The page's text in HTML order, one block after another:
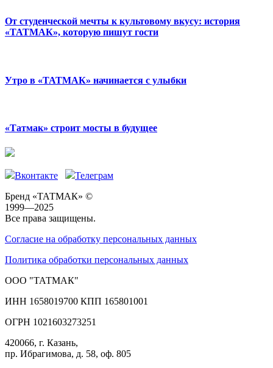
От студенческой мечты к культовому вкусу: история
«ТАТМАК», которую пишут гости
Утро в «ТАТМАК» начинается с улыбки
«Татмак» строит мосты в будущее
Вконтакте
Телеграм
Бренд «ТАТМАК» ©
1999—2025
Все права защищены.
Согласие на обработку персональных данных
Политика обработки персональных данных
ООО "ТАТМАК"
ИНН 1658019700 КПП 165801001
ОГРН 1021603273251
420066, г. Казань,
пр. Ибрагимова, д. 58, оф. 805